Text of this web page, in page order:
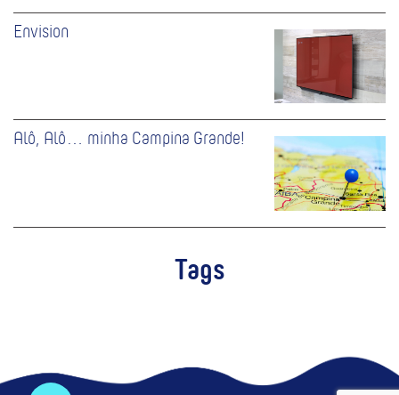
Envision
Alô, Alô… minha Campina Grande!
Tags